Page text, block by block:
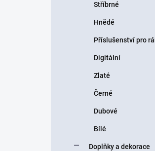
Stříbrné
Hnědé
Příslušenství pro
Digitální
Zlaté
Černé
Dubové
Bílé
Doplňky a dekorace